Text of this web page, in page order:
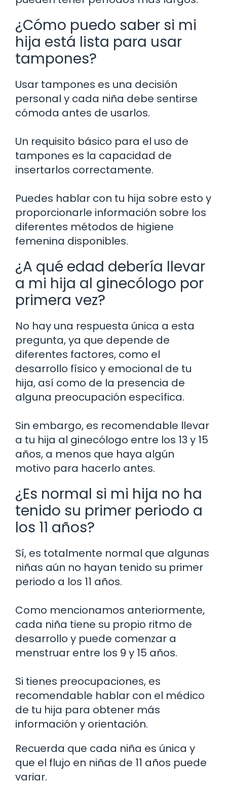
¿Cómo puedo saber si mi
hija está lista para usar
tampones?
Usar tampones es una decisión
personal y cada niña debe sentirse
cómoda antes de usarlos.
Un requisito básico para el uso de
tampones es la capacidad de
insertarlos correctamente.
Puedes hablar con tu hija sobre esto y
proporcionarle información sobre los
diferentes métodos de higiene
femenina disponibles.
¿A qué edad debería llevar
a mi hija al ginecólogo por
primera vez?
No hay una respuesta única a esta
pregunta, ya que depende de
diferentes factores, como el
desarrollo físico y emocional de tu
hija, así como de la presencia de
alguna preocupación específica.
Sin embargo, es recomendable llevar
a tu hija al ginecólogo entre los 13 y 15
años, a menos que haya algún
motivo para hacerlo antes.
¿Es normal si mi hija no ha
tenido su primer periodo a
los 11 años?
Sí, es totalmente normal que algunas
niñas aún no hayan tenido su primer
periodo a los 11 años.
Como mencionamos anteriormente,
cada niña tiene su propio ritmo de
desarrollo y puede comenzar a
menstruar entre los 9 y 15 años.
Si tienes preocupaciones, es
recomendable hablar con el médico
de tu hija para obtener más
información y orientación.
Recuerda que cada niña es única y
que el flujo en niñas de 11 años puede
variar.